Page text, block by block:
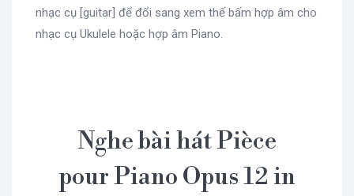
nhạc cụ [guitar] để đổi sang xem thế bấm hợp âm cho
nhạc cụ Ukulele hoặc hợp âm Piano.
Nghe bài hát Pièce
pour Piano Opus 12 in